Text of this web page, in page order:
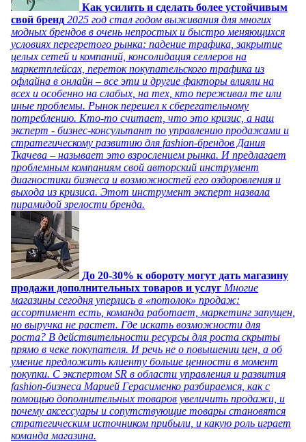
Как усилить и сделать более устойчивым
свой бренд 2025 год стал годом выживания для многих
модных брендов в очень непростых и быстро меняющихся
условиях перегретого рынка: падение трафика, закрытие
целых сетей и компаний, консолидация селлеров на
маркетплейсах, переток покупательского трафика из
офлайна в онлайн – все эти и другие факторы влияли на
всех и особенно на слабых, на тех, кто переживал те или
иные проблемы. Рынок перешел к сберегательному
потреблению. Кто-то считает, что это кризис, а наш
эксперт - бизнес-консультант по управлению продажами и
стратегическому развитию для fashion-брендов Дания
Ткачева – называет это взрослением рынка. И предлагает
проблемным компаниям свой авторский инструмент
диагностики бизнеса и возможностей его оздоровления и
выхода из кризиса. Этот инструмент эксперт назвала
пирамидой зрелости бренда.
До 20-30% к обороту могут дать магазину
продажи дополнительных товаров и услуг Многие
магазины сегодня уперлись в «потолок» продаж:
ассортимент есть, команда работает, маркетинг запущен,
но выручка не растет. Где искать возможности для
роста? В действительности ресурсы для роста скрыты
прямо в чеке покупателя. И речь не о повышении цен, а об
умение предложить клиенту больше ценности в момент
покупки. С экспертом SR в области управления и развития
fashion-бизнеса Марией Герасименко разбираемся, как с
помощью дополнительных товаров увеличить продажи, и
почему аксессуары и сопутствующие товары становятся
стратегическим источником прибыли, и какую роль играет
команда магазина.